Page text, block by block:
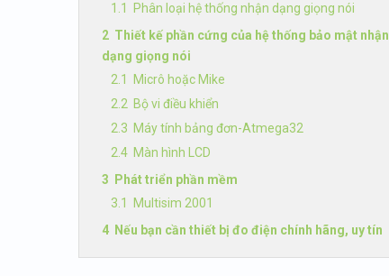
Phân loại hệ thống nhận dạng giọng nói
Thiết kế phần cứng của hệ thống bảo mật nhận
dạng giọng nói
Micrô hoặc Mike
Bộ vi điều khiển
Máy tính bảng đơn-Atmega32
Màn hình LCD
Phát triển phần mềm
Multisim 2001
Nếu bạn cần thiết bị đo điện chính hãng, uy tín